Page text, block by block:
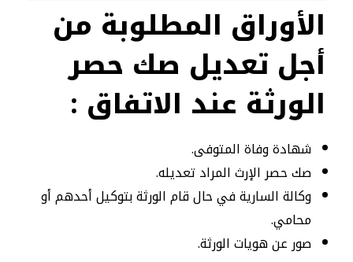
الأوراق المطلوبة من
أجل تعديل صك حصر
الورثة عند الاتفاق :
شهادة وفاة المتوفى.
صك حصر الإرث المراد تعديله.
وكالة السارية في حال قام الورثة بتوكيل أحدهم أو
محامي.
صور عن هويات الورثة.